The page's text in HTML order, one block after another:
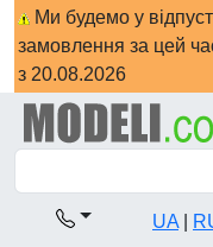
Ми будемо у
замовлення за цей
з 20.08.2026
UA